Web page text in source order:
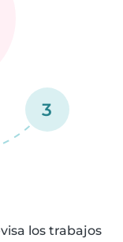
3
los trabajos